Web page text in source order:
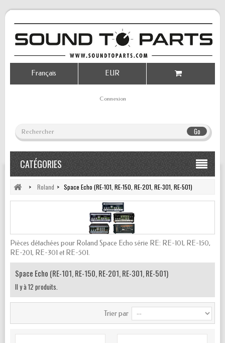
Go
Connexion
EUR
Français
CATÉGORIES
> Roland > Space Echo (RE-101, RE-150, RE-201, RE-301, RE-501)
Pièces détachées pour Roland Space Echo série RE: RE-101, RE-150,
RE-201, RE-301 et RE-501.
Space Echo (RE-101, RE-150, RE-201, RE-301, RE-501)
Il y à 12 produits.
Trier par